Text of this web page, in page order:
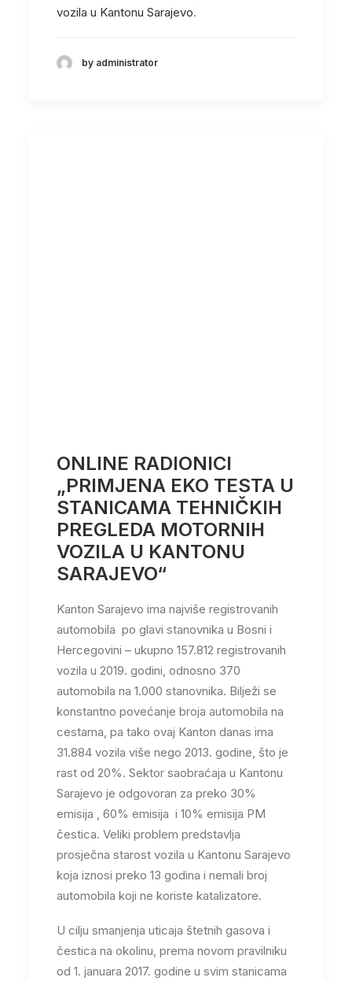
vozila u Kantonu Sarajevo.
by administrator
ONLINE RADIONICI
„PRIMJENA EKO TESTA U
STANICAMA TEHNIČKIH
PREGLEDA MOTORNIH
VOZILA U KANTONU
SARAJEVO“
Kanton Sarajevo ima najviše registrovanih
automobila po glavi stanovnika u Bosni i
Hercegovini – ukupno 157.812 registrovanih
vozila u 2019. godini, odnosno 370
automobila na 1.000 stanovnika. Bilježi se
konstantno povećanje broja automobila na
cestama, pa tako ovaj Kanton danas ima
31.884 vozila više nego 2013. godine, što je
rast od 20%. Sektor saobraćaja u Kantonu
Sarajevo je odgovoran za preko 30%
emisija , 60% emisija i 10% emisija PM
čestica. Veliki problem predstavlja
prosječna starost vozila u Kantonu Sarajevo
koja iznosi preko 13 godina i nemali broj
automobila koji ne koriste katalizatore.
U cilju smanjenja uticaja štetnih gasova i
čestica na okolinu, prema novom pravilniku
od 1. januara 2017. godine u svim stanicama